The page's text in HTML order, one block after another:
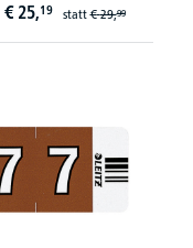
€ 25,19 statt€ 29,99